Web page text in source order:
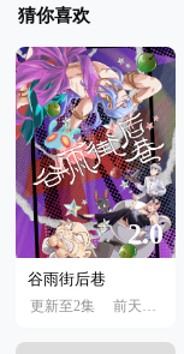
在反差感拉满的角色
猜你喜欢
2.0
谷雨街后巷
更新至2集 前天10:00